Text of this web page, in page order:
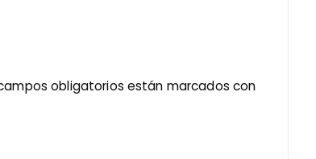
obligatorios están marcados con